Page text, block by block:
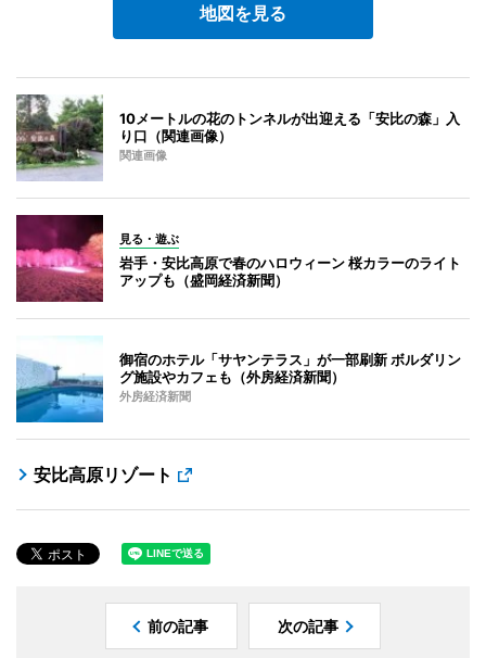
地図を見る
10メートルの花のトンネルが出迎える「安比の森」入
り口（関連画像）
関連画像
見る・遊ぶ
岩手・安比高原で春のハロウィーン 桜カラーのライト
アップも（盛岡経済新聞）
御宿のホテル「サヤンテラス」が一部刷新 ボルダリン
グ施設やカフェも（外房経済新聞）
外房経済新聞
安比高原リゾート
前の記事 次の記事